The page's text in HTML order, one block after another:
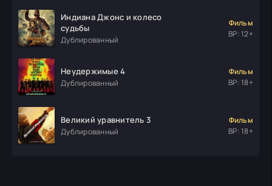
Индиана Джонс и колесо
судьбы
Дублированный
Фильм
ВР: 12+
Неудержимые 4
Дублированный
Фильм
ВР: 18+
Великий уравнитель 3
Дублированный
Фильм
ВР: 18+